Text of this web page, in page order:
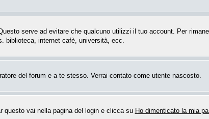
serve ad evitare che qualcuno utilizzi il tuo account. Per
biblioteca, internet cafè, università, ecc.
del forum e a te stesso. Verrai contato come utente nascosto.
questo vai nella pagina del login e clicca su Ho dimenticato la mia